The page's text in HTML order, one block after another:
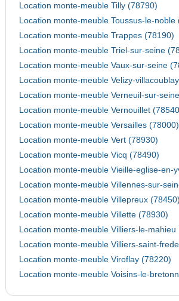
Location monte-meuble Tilly (78790)
Location monte-meuble Toussus-le-noble
Location monte-meuble Trappes (78190)
Location monte-meuble Triel-sur-seine
Location monte-meuble Vaux-sur-seine
Location monte-meuble Velizy-
Location monte-meuble Verneuil-sur-
Location monte-meuble Vernouillet
Location monte-meuble Versailles (78000)
Location monte-meuble Vert (78930)
Location monte-meuble Vicq (78490)
Location monte-meuble Vieille-eglise-en-
Location monte-meuble Villennes-sur-
Location monte-meuble Villepreux (78450)
Location monte-meuble Villette (78930)
Location monte-meuble Villiers-le-mahieu
Location monte-meuble Villiers-saint-
Location monte-meuble Viroflay (78220)
Location monte-meuble Voisins-le-